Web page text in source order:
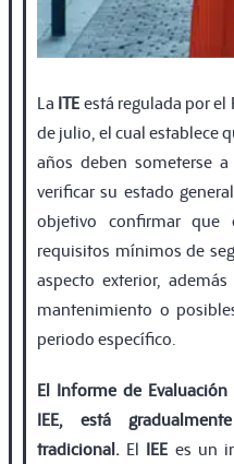
La ITEestá regulada por el
de julio, el cual establece
años deben someterse
veriﬁcar su estado
objetivo conﬁrmar
requisitos mínimos de
aspecto exterior,
mantenimiento o
periodo especíﬁco.
El Informe de
IEE, está
tradicional. El IEE es un